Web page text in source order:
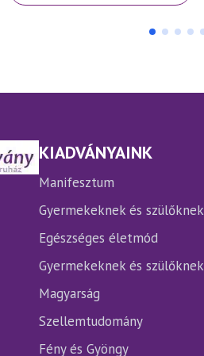
KIADVÁNYAINK
Manifesztum
Gyermekeknek és szülőknek
Egészséges életmód
Gyermekeknek és szülőknek
Magyarság
Szellemtudomány
Fény és Gyöngy